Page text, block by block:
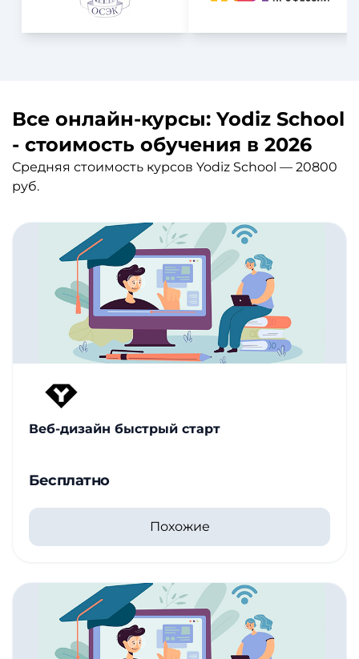
Все онлайн-курсы: Yodiz School
- стоимость обучения в 2026
Средняя стоимость курсов Yodiz School — 20800
руб.
Веб-дизайн быстрый старт
Бесплатно
Похожие